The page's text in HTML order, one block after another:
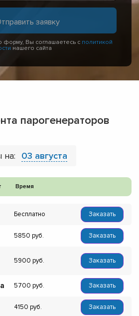
форму, Вы соглашаетесь с политикой
нашего сайта
парогенераторов
на: 03 августа
Время
Бесплатно Заказать
5850 Заказать
5900 Заказать
5700 Заказать
4150 Заказать